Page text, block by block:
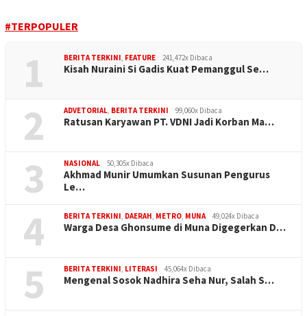
#TERPOPULER
1 BERITA TERKINI, FEATURE 241,472x Dibaca
Kisah Nuraini Si Gadis Kuat Pemanggul Se…
2 ADVETORIAL, BERITA TERKINI 99,060x Dibaca
Ratusan Karyawan PT. VDNI Jadi Korban Ma…
3 NASIONAL 50,305x Dibaca
Akhmad Munir Umumkan Susunan Pengurus
Le…
4 BERITA TERKINI, DAERAH, METRO, MUNA 49,024x Dibaca
Warga Desa Ghonsume di Muna Digegerkan D…
5 BERITA TERKINI, LITERASI 45,064x Dibaca
Mengenal Sosok Nadhira Seha Nur, Salah S…